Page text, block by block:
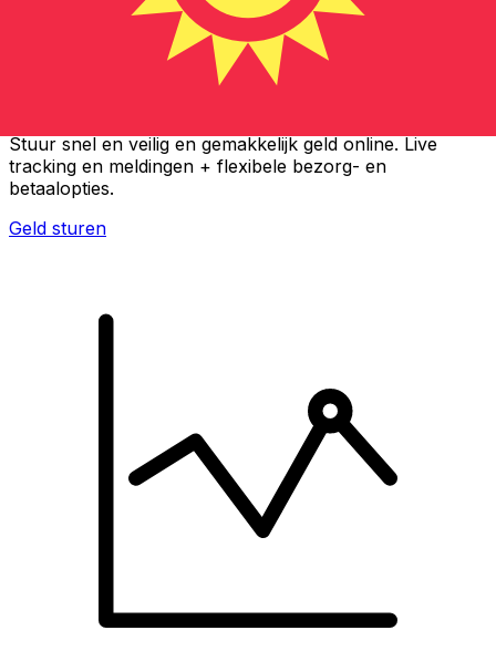
Stuur snel en veilig en gemakkelijk geld online. Live
tracking en meldingen + flexibele bezorg- en
betaalopties.
Geld sturen